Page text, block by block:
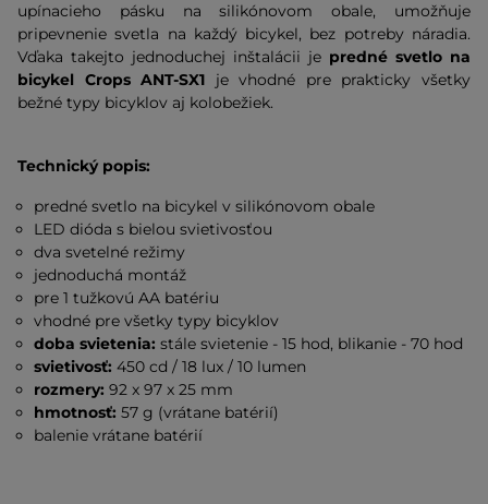
upínacieho pásku na silikónovom obale, umožňuje
pripevnenie svetla na každý bicykel, bez potreby náradia.
Vďaka takejto jednoduchej inštalácii je predné svetlo na
bicykel Crops ANT-SX1 je vhodné pre prakticky všetky
bežné typy bicyklov aj kolobežiek.
Technický popis:
predné svetlo na bicykel v silikónovom obale
LED dióda s bielou svietivosťou
dva svetelné režimy
jednoduchá montáž
pre 1 tužkovú AA batériu
vhodné pre všetky typy bicyklov
doba svietenia: stále svietenie - 15 hod, blikanie - 70 hod
svietivosť: 450 cd / 18 lux / 10 lumen
rozmery: 92 x 97 x 25 mm
hmotnosť: 57 g (vrátane batérií)
balenie vrátane batérií